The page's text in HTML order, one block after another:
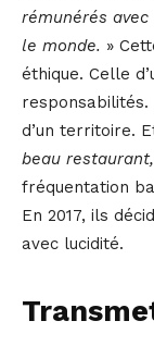
rémunérés
le monde. »
éthique. Celle
responsabilités.
d’un territoire.
beau
fréquentation
En 2017, ils
avec lucidité.